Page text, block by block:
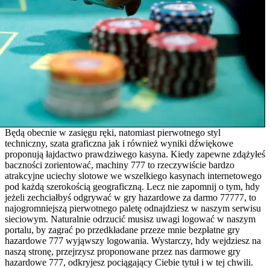
Będą obecnie w zasięgu ręki, natomiast pierwotnego styl
techniczny, szata graficzna jak i również wyniki dźwiękowe
proponują łajdactwo prawdziwego kasyna. Kiedy zapewne zdążyłeś
baczności zorientować, machiny 777 to rzeczywiście bardzo
atrakcyjne uciechy slotowe we wszelkiego kasynach internetowego
pod każdą szerokością geograficzną. Lecz nie zapomnij o tym, hdy
jeżeli zechciałbyś odgrywać w gry hazardowe za darmo 77777, to
najogromniejszą pierwotnego paletę odnajdziesz w naszym serwisu
sieciowym. Naturalnie odrzucić musisz uwagi logować w naszym
portalu, by zagrać po przedkładane przeze mnie bezpłatne gry
hazardowe 777 wyjąwszy logowania. Wystarczy, hdy wejdziesz na
naszą stronę, przejrzysz proponowane przez nas darmowe gry
hazardowe 777, odkryjesz pociągający Ciebie tytuł i w tej chwili.